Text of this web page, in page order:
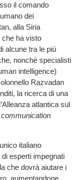
il comando
dei
alla Siria
che ha visto
alcune tra le più
nonchè specialisti
intelligence)
Razvadan
la ricerca di una
atlantica sul
italiano
esperti impegnati
che dovrà aiutare i